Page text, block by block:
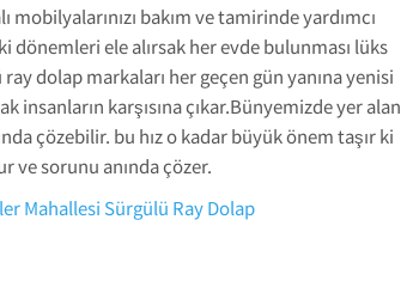
bakım ve tamirinde yardımcı
ele alırsak her evde bulunması lüks
dolap markaları her geçen gün yanına yenisi
karşısına çıkar.Bünyemizde yer alan
çözebilir. bu hız o kadar büyük önem taşır ki
ve sorunu anında çözer.
Mahallesi Sürgülü Ray Dolap